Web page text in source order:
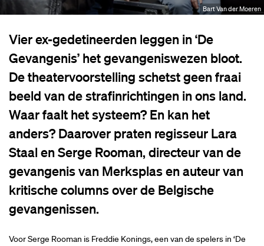
Bart Van der Moeren
Vier ex-gedetineerden leggen in ‘De
Gevangenis’ het gevangeniswezen bloot.
De theatervoorstelling schetst geen fraai
beeld van de strafinrichtingen in ons land.
Waar faalt het systeem? En kan het
anders? Daarover praten regisseur Lara
Staal en Serge Rooman, directeur van de
gevangenis van Merksplas en auteur van
kritische columns over de Belgische
gevangenissen.
Voor Serge Rooman is Freddie Konings, een van de spelers in ‘De